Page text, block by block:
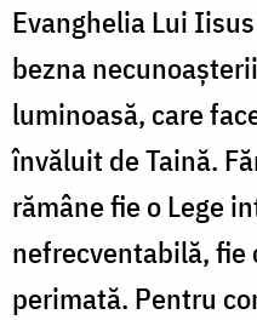
Evanghelia Lui
bezna
luminoasă, care
învăluit de Taină.
rămâne fie o Lege
nefrecventabilă, fie
perimată. Pentru